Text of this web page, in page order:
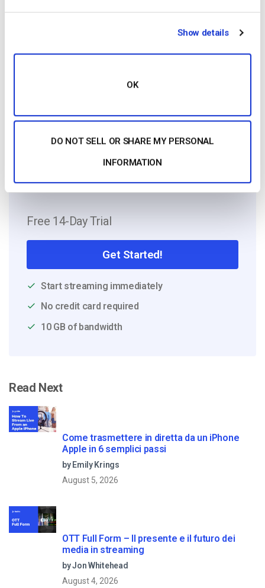
Show details
OK
DO NOT SELL OR SHARE MY PERSONAL
INFORMATION
at Dacast for 5 years. He loves the video
Free 14-Day Trial
Get Started!
Start streaming immediately
No credit card required
10 GB of bandwidth
Read Next
Come trasmettere in diretta da un iPhone
Apple in 6 semplici passi
by Emily Krings
August 5, 2026
OTT Full Form – Il presente e il futuro dei
media in streaming
by Jon Whitehead
August 4, 2026